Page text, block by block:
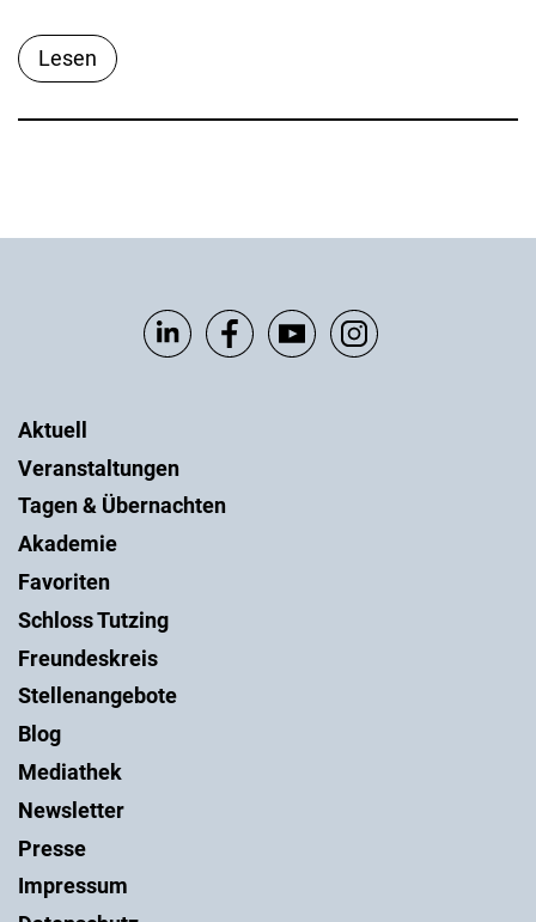
Lesen
Aktuell
Veranstaltungen
Tagen & Übernachten
Akademie
Favoriten
Schloss Tutzing
Freundeskreis
Stellenangebote
Blog
Mediathek
Newsletter
Presse
Impressum